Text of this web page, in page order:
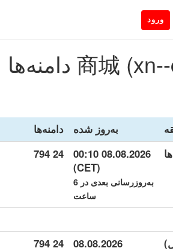
ورود
به‌روز شده
دامنه‌ها
08.08.2026 00:10
(CET)
به‌روزرسانی بعدی در 6
ساعت
24 794
08.08.2026
24 794